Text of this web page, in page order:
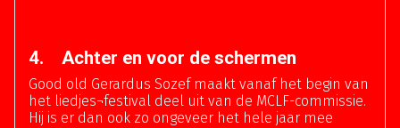
4. Achter en voor de schermen
Good old Gerardus Sozef maakt vanaf het begin van
het liedjes¬festival deel uit van de MCLF-commissie.
Hij is er dan ook zo ongeveer het hele jaar mee